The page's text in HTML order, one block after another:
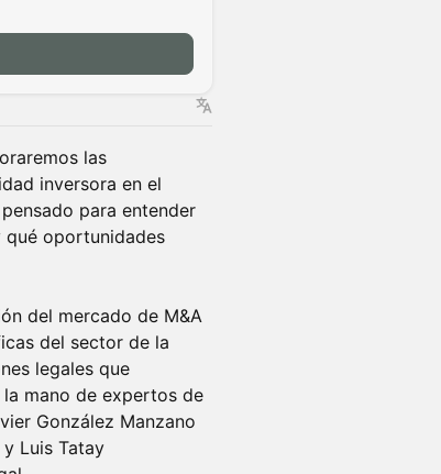
las
inversora en el
para entender
qué oportunidades
del mercado de M&A
del sector de la
legales que
mano de expertos de
González Manzano
Luis Tatay